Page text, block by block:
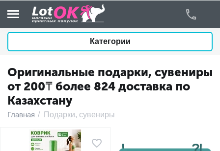
Категории
Оригинальные подарки, сувениры
от 200₸ более 824 доставка по
Казахстану
Главная / Подарки, сувениры